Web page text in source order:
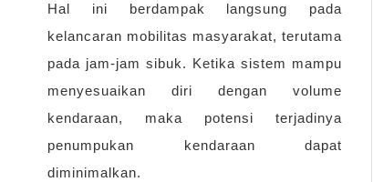
Hal ini berdampak langsung pada
kelancaran mobilitas masyarakat, terutama
pada jam-jam sibuk. Ketika sistem mampu
menyesuaikan diri dengan volume
kendaraan, maka potensi terjadinya
penumpukan kendaraan dapat
diminimalkan.